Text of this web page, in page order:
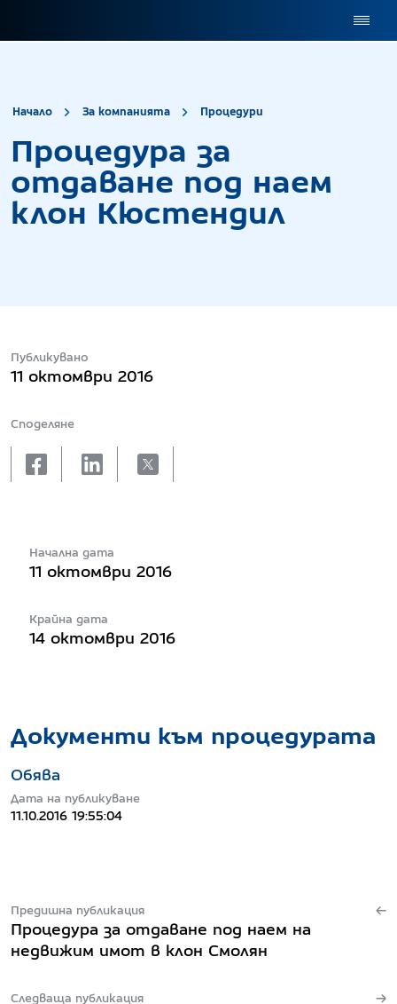
Начало За компанията Процедури
Процедура за
отдаване под наем
клон Кюстендил
Публикувано
11 октомври 2016
Споделяне
facebooklinkedinX
Начална дата
11 октомври 2016
Крайна дата
14 октомври 2016
Предишна публикация
Процедура за отдаване под наем на
недвижим имот в клон Смолян
Следваща публикация
Документи към процедурата
Обява
Дата на публикуване
11.10.2016 19:55:04